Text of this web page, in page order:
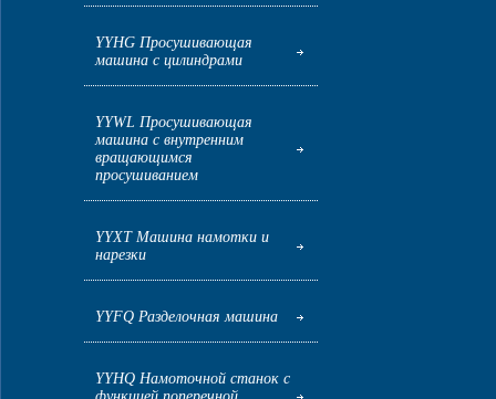
YYHG Просушивающая
машина с цилиндрами
YYWL Просушивающая
машина с внутренним
вращающимся
просушиванием
YYXT Машина намотки и
нарезки
YYFQ Разделочная машина
YYHQ Намоточной станок с